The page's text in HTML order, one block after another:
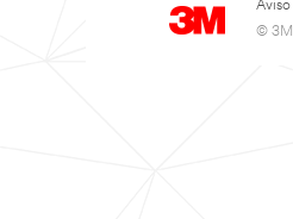
Aviso
© 3M